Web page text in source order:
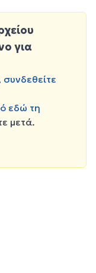
για
συνδεθείτε
εδώ τη
μετά.